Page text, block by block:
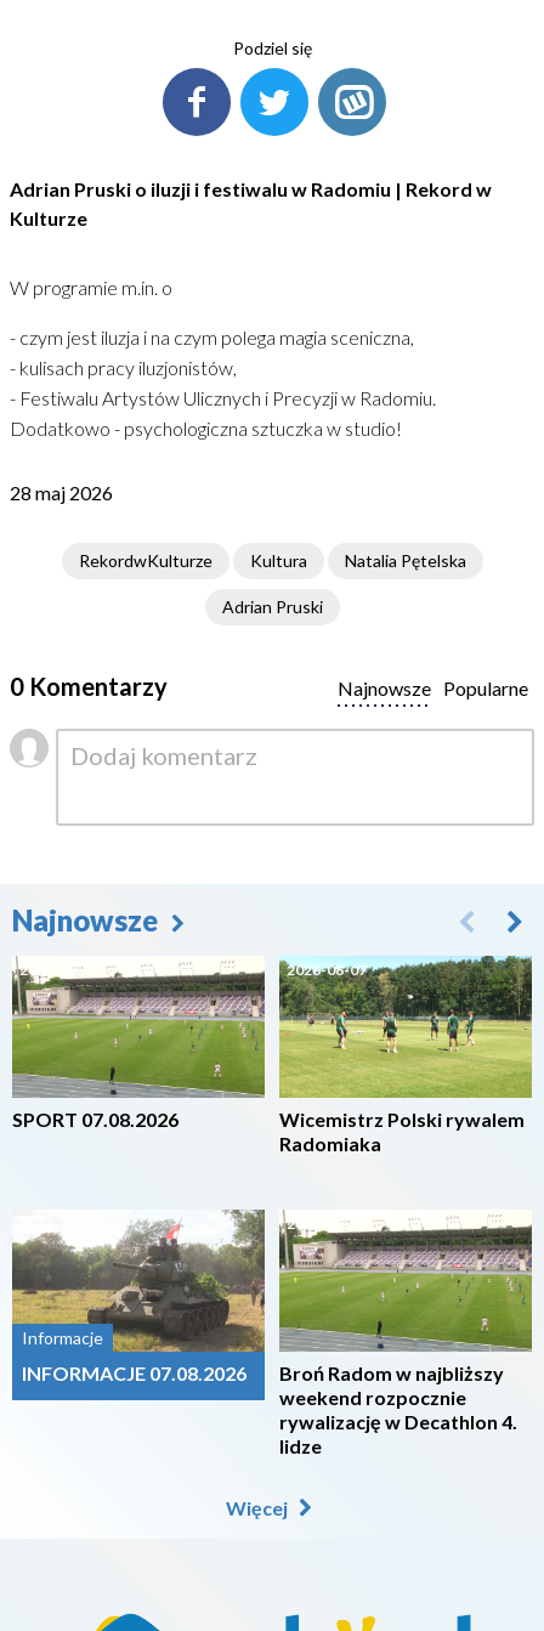
Podziel się
Adrian Pruski o iluzji i festiwalu w Radomiu | Rekord w
Kulturze
W programie m.in. o
- czym jest iluzja i na czym polega magia sceniczna,
- kulisach pracy iluzjonistów,
- Festiwalu Artystów Ulicznych i Precyzji w Radomiu.
Dodatkowo - psychologiczna sztuczka w studio!
28 maj 2026
RekordwKulturze Kultura Natalia Pętelska
Adrian Pruski
0 Komentarzy Popularne
Najnowsze
Najnowsze
2026-08-07
SPORT 07.08.2026
Informacje
INFORMACJE 07.08.2026
2026-08-07
Wicemistrz Polski rywalem
Radomiaka
2026-08-07
Broń Radom w najbliższy
weekend rozpocznie
rywalizację w Decathlon 4.
lidze
Więcej